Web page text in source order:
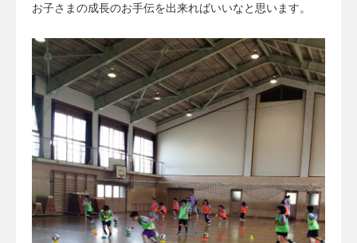
お子さまの成長のお手伝を出来ればいいなと思います。